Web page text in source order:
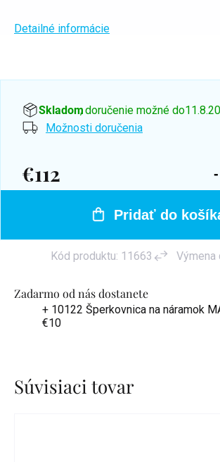
Zadarmo od nás dostanete
+ 10122 Šperkovnica na náramok
€10
Detailné informácie
Skladom, doručenie možné do
Možnosti doručenia
€112
Jednotková
Pridať do
Kód produktu: 11663 Výmena
Súvisiaci tovar